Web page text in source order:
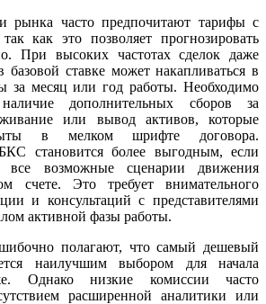
рынка часто предпочитают тарифы с
как это позволяет прогнозировать
При высоких частотах сделок даже
базовой ставке может накапливаться в
за месяц или год работы. Необходимо
дополнительных сборов за
или вывод активов, которые
в мелком шрифте договора.
становится более выгодным, если
все возможные сценарии движения
счете. Это требует внимательного
и консультаций с представителями
активной фазы работы.
полагают, что самый дешевый
наилучшим выбором для начала
Однако низкие комиссии часто
расширенной аналитики или